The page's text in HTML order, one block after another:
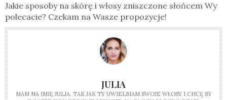
Jakie sposoby na skórę i włosy zniszczone słońcem Wy
polecacie? Czekam na Wasze propozycje!
JULIA
MAM NA IMIĘ JULIA. TAK JAK TY UWIELBIAM SWOJE WŁOSY I CHCĘ BY